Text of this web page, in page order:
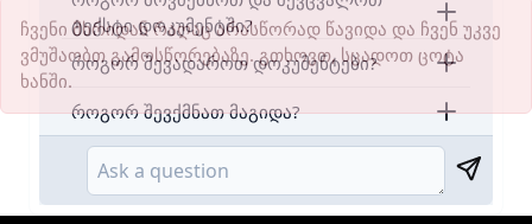
ჩვენი მხრიდან რაღაც არასწორად წავიდა და ჩვენ უკვე
ვმუშაობთ გამოსწორებაზე. გთხოვთ, სცადოთ ცოტა
ხანში.
ტექსტი დოკუმენტში?
როგორ შევადაროთ დოკუმენტები?
როგორ შევქმნათ მაგიდა?
Ask a question
Send